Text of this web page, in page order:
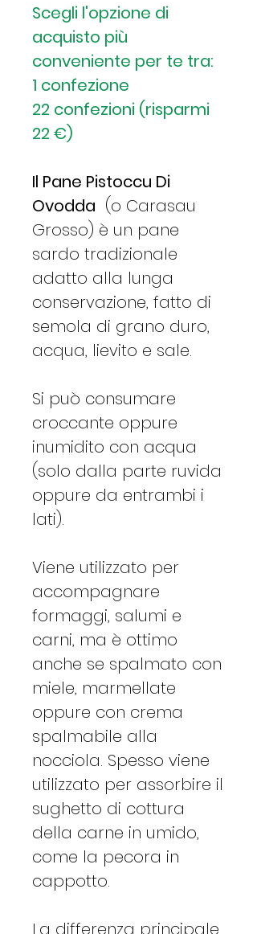
Scegli l'opzione di
acquisto più
conveniente per te tra:
1 confezione
22 confezioni (risparmi
22 €)
Il Pane Pistoccu Di
Ovodda (o Carasau
Grosso) è un pane
sardo tradizionale
adatto alla lunga
conservazione, fatto di
semola di grano duro,
acqua, lievito e sale.
Si può consumare
croccante oppure
inumidito con acqua
(solo dalla parte ruvida
oppure da entrambi i
lati).
Viene utilizzato per
accompagnare
formaggi, salumi e
carni, ma è ottimo
anche se spalmato con
miele, marmellate
oppure con crema
spalmabile alla
nocciola. Spesso viene
utilizzato per assorbire il
sughetto di cottura
della carne in umido,
come la pecora in
cappotto.
La differenza principale